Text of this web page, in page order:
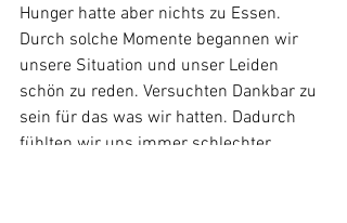
Hunger hatte aber nichts zu Essen.
Durch solche Momente begannen wir
unsere Situation und unser Leiden
schön zu reden. Versuchten Dankbar zu
sein für das was wir hatten. Dadurch
fühlten wir uns immer schlechter.